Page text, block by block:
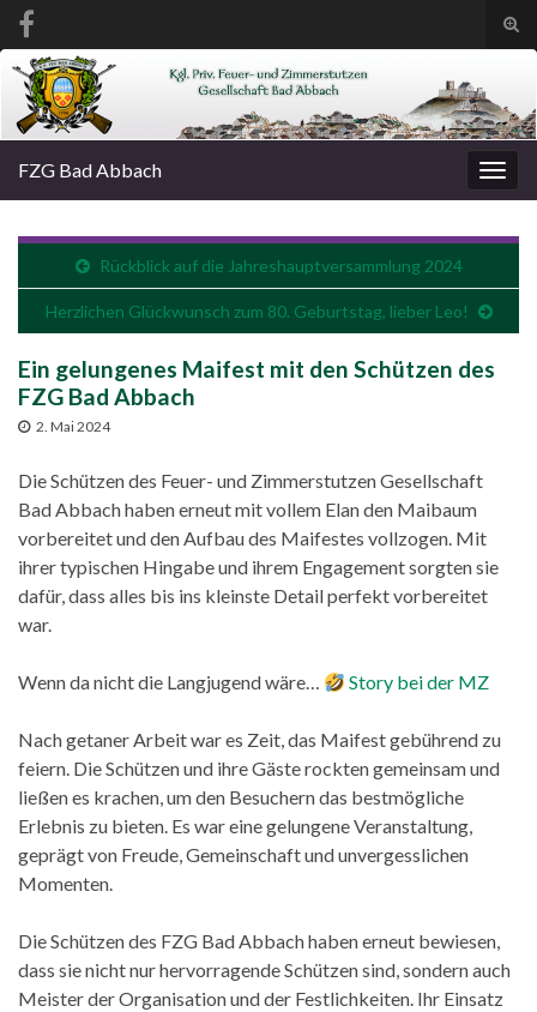
Search for:
FZG Bad Abbach
Rückblick auf die Jahreshauptversammlung 2024
Herzlichen Glückwunsch zum 80. Geburtstag, lieber Leo!
Ein gelungenes Maifest mit den Schützen des
FZG Bad Abbach
2. Mai 2024
Die Schützen des Feuer- und Zimmerstutzen Gesellschaft
Bad Abbach haben erneut mit vollem Elan den Maibaum
vorbereitet und den Aufbau des Maifestes vollzogen. Mit
ihrer typischen Hingabe und ihrem Engagement sorgten sie
dafür, dass alles bis ins kleinste Detail perfekt vorbereitet
war.
Wenn da nicht die Langjugend wäre… Story bei der MZ
Nach getaner Arbeit war es Zeit, das Maifest gebührend zu
feiern. Die Schützen und ihre Gäste rockten gemeinsam und
ließen es krachen, um den Besuchern das bestmögliche
Erlebnis zu bieten. Es war eine gelungene Veranstaltung,
geprägt von Freude, Gemeinschaft und unvergesslichen
Momenten.
Die Schützen des FZG Bad Abbach haben erneut bewiesen,
dass sie nicht nur hervorragende Schützen sind, sondern auch
Meister der Organisation und der Festlichkeiten. Ihr Einsatz